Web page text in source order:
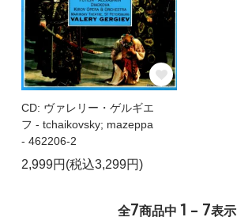
CD: ヴァレリー・ゲルギエ
フ - tchaikovsky; mazeppa
- 462206-2
2,999円(税込3,299円)
全7商品中 1 - 7表示